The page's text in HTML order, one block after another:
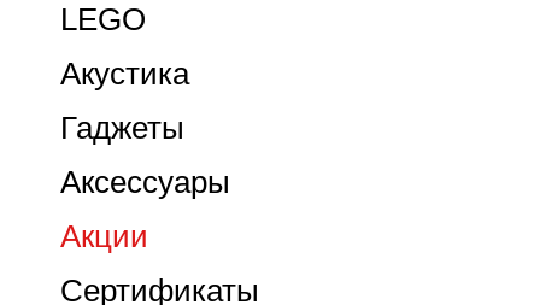
Сертификаты
Акции
Аксессуары
Гаджеты
Акустика
LEGO